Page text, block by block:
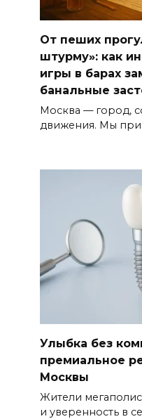
От пеших
штурму»: как
игры в барах
банальные
Москва — город,
движения. Мы
Улыбка без
премиальное
Москвы
Жители
и уверенность в